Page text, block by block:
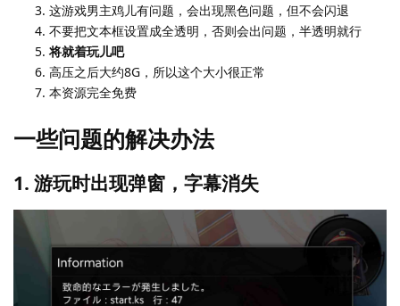
这游戏男主鸡儿有问题，会出现黑色问题，但不会闪退
不要把文本框设置成全透明，否则会出问题，半透明就行
将就着玩儿吧
高压之后大约8G，所以这个大小很正常
本资源完全免费
一些问题的解决办法
1. 游玩时出现弹窗，字幕消失